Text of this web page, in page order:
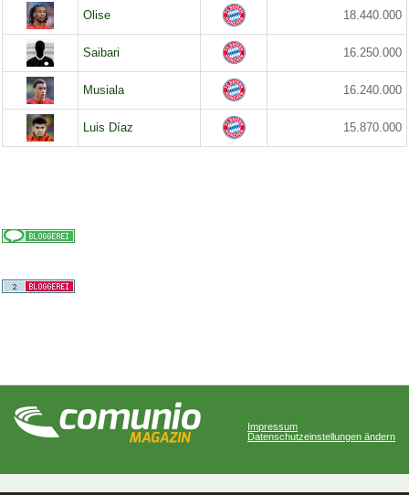
Olise 18.440.000
Saibari 16.250.000
Musiala 16.240.000
Luis Díaz 15.870.000
Impressum
Datenschutzeinstellungen ändern